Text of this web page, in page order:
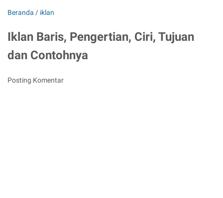
Beranda / iklan
Iklan Baris, Pengertian, Ciri, Tujuan
dan Contohnya
Posting Komentar